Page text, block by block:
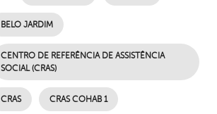
BELO JARDIM
CENTRO DE REFERÊNCIA DE ASSISTÊNCIA
SOCIAL (CRAS)
CRAS CRAS COHAB 1